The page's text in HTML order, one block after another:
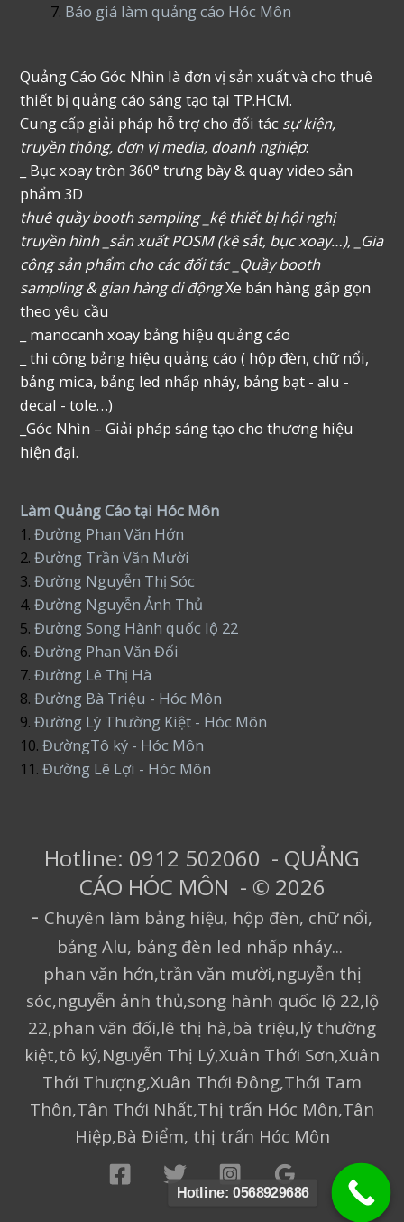
Báo giá làm quảng cáo Hóc Môn
Quảng Cáo Góc Nhìn là đơn vị sản xuất và cho thuê
thiết bị quảng cáo sáng tạo tại TP.HCM.
Cung cấp giải pháp hỗ trợ cho đối tác sự kiện,
truyền thông, đơn vị media, doanh nghiệp:
_ Bục xoay tròn 360° trưng bày & quay video sản
phẩm 3D
thuê quầy booth sampling _kệ thiết bị hội nghị
truyền hình _sản xuất POSM (kệ sắt, bục xoay…), _Gia
công sản phẩm cho các đối tác _Quầy booth
sampling & gian hàng di độngXe bán hàng gấp gọn
theo yêu cầu
_ manocanh xoay bảng hiệu quảng cáo
_ thi công bảng hiệu quảng cáo ( hộp đèn, chữ nổi,
bảng mica, bảng led nhấp nháy, bảng bạt - alu -
decal - tole…)
_Góc Nhìn – Giải pháp sáng tạo cho thương hiệu
hiện đại.
Làm Quảng Cáo tại Hóc Môn
1.Đường Phan Văn Hớn
2.Đường Trần Văn Mười
3.Đường Nguyễn Thị Sóc
4. Đường Nguyễn Ảnh Thủ
5.Đường Song Hành quốc lộ 22
6.Đường Phan Văn Đối
7. Đường Lê Thị Hà
8.Đường Bà Triệu - Hóc Môn
9.Đường Lý Thường Kiệt - Hóc Môn
10.ĐườngTô ký - Hóc Môn
11.Đường Lê Lợi - Hóc Môn
Hotline: 0912 502060 - QUẢNG
CÁO HÓC MÔN - © 2026
- Chuyên làm bảng hiệu, hộp đèn, chữ nổi,
bảng Alu, bảng đèn led nhấp nháy...
phan văn hớn,trần văn mười,nguyễn thị
sóc,nguyễn ảnh thủ,song hành quốc lộ 22,lộ
22,phan văn đối,lê thị hà,bà triệu,lý thường
kiệt,tô ký,Nguyễn Thị Lý,Xuân Thới Sơn,Xuân
Thới Thượng,Xuân Thới Đông,Thới Tam
Thôn,Tân Thới Nhất,Thị trấn Hóc Môn,Tân
Hiệp,Bà Điểm, thị trấn Hóc Môn
Hotline: 0568929686